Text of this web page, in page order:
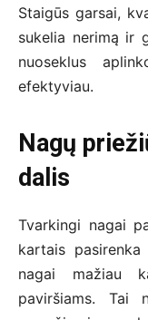
Staigūs garsai,
sukelia nerimą ir
nuoseklus
efektyviau.
Nagų
dalis
Tvarkingi nagai
kartais
nagai mažiau
paviršiams. Tai